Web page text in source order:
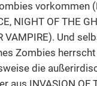
vorkommen
NIGHT OF THE
VAMPIRE). Und
Zombies
die
aus INVASION OF